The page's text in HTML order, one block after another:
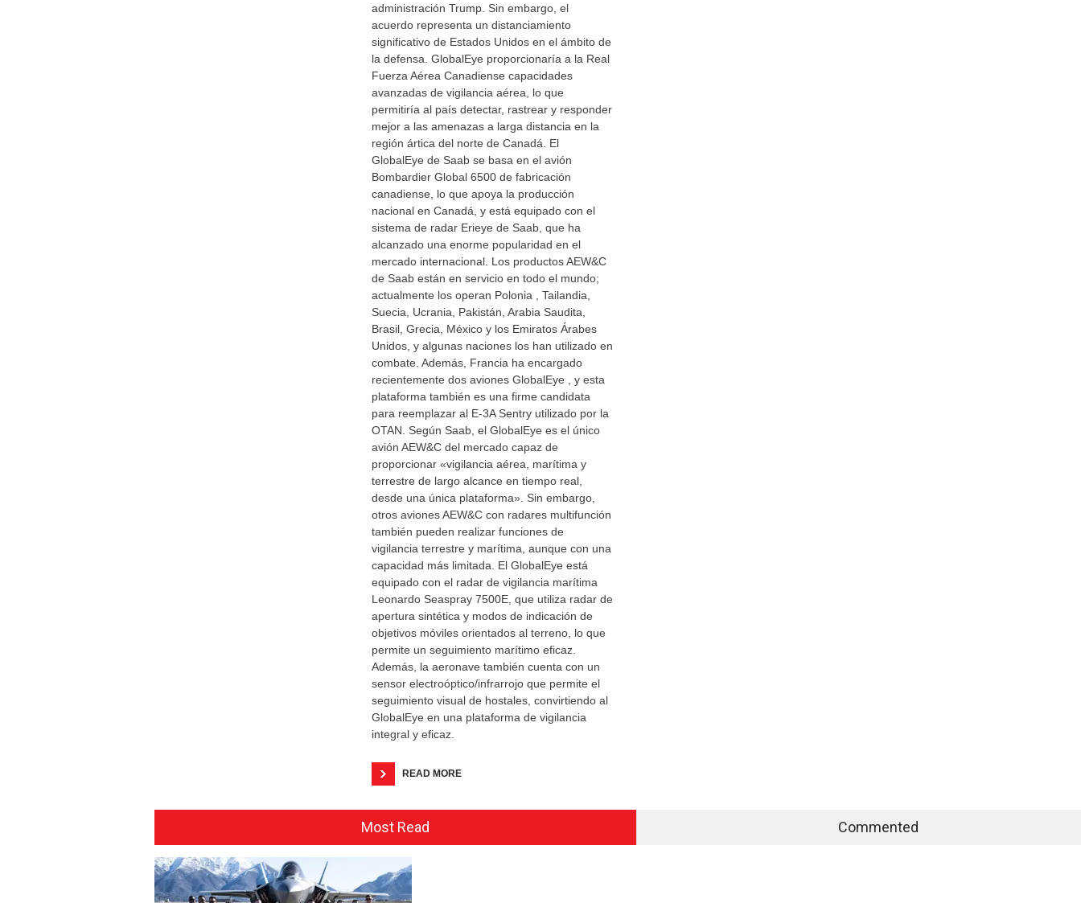
administración Trump. Sin embargo, el
acuerdo representa un distanciamiento
significativo de Estados Unidos en el ámbito de
la defensa. GlobalEye proporcionaría a la Real
Fuerza Aérea Canadiense capacidades
avanzadas de vigilancia aérea, lo que
permitiría al país detectar, rastrear y responder
mejor a las amenazas a larga distancia en la
región ártica del norte de Canadá. El
GlobalEye de Saab se basa en el avión
Bombardier Global 6500 de fabricación
canadiense, lo que apoya la producción
nacional en Canadá, y está equipado con el
sistema de radar Erieye de Saab, que ha
alcanzado una enorme popularidad en el
mercado internacional. Los productos AEW&C
de Saab están en servicio en todo el mundo;
actualmente los operan Polonia , Tailandia,
Suecia, Ucrania, Pakistán, Arabia Saudita,
Brasil, Grecia, México y los Emiratos Árabes
Unidos, y algunas naciones los han utilizado en
combate. Además, Francia ha encargado
recientemente dos aviones GlobalEye , y esta
plataforma también es una firme candidata
para reemplazar al E-3A Sentry utilizado por la
OTAN. Según Saab, el GlobalEye es el único
avión AEW&C del mercado capaz de
proporcionar «vigilancia aérea, marítima y
terrestre de largo alcance en tiempo real,
desde una única plataforma». Sin embargo,
otros aviones AEW&C con radares multifunción
también pueden realizar funciones de
vigilancia terrestre y marítima, aunque con una
capacidad más limitada. El GlobalEye está
equipado con el radar de vigilancia marítima
Leonardo Seaspray 7500E, que utiliza radar de
apertura sintética y modos de indicación de
objetivos móviles orientados al terreno, lo que
permite un seguimiento marítimo eficaz.
Además, la aeronave también cuenta con un
sensor electroóptico/infrarrojo que permite el
seguimiento visual de hostales, convirtiendo al
GlobalEye en una plataforma de vigilancia
integral y eficaz.
READ MORE
Most Read Commented